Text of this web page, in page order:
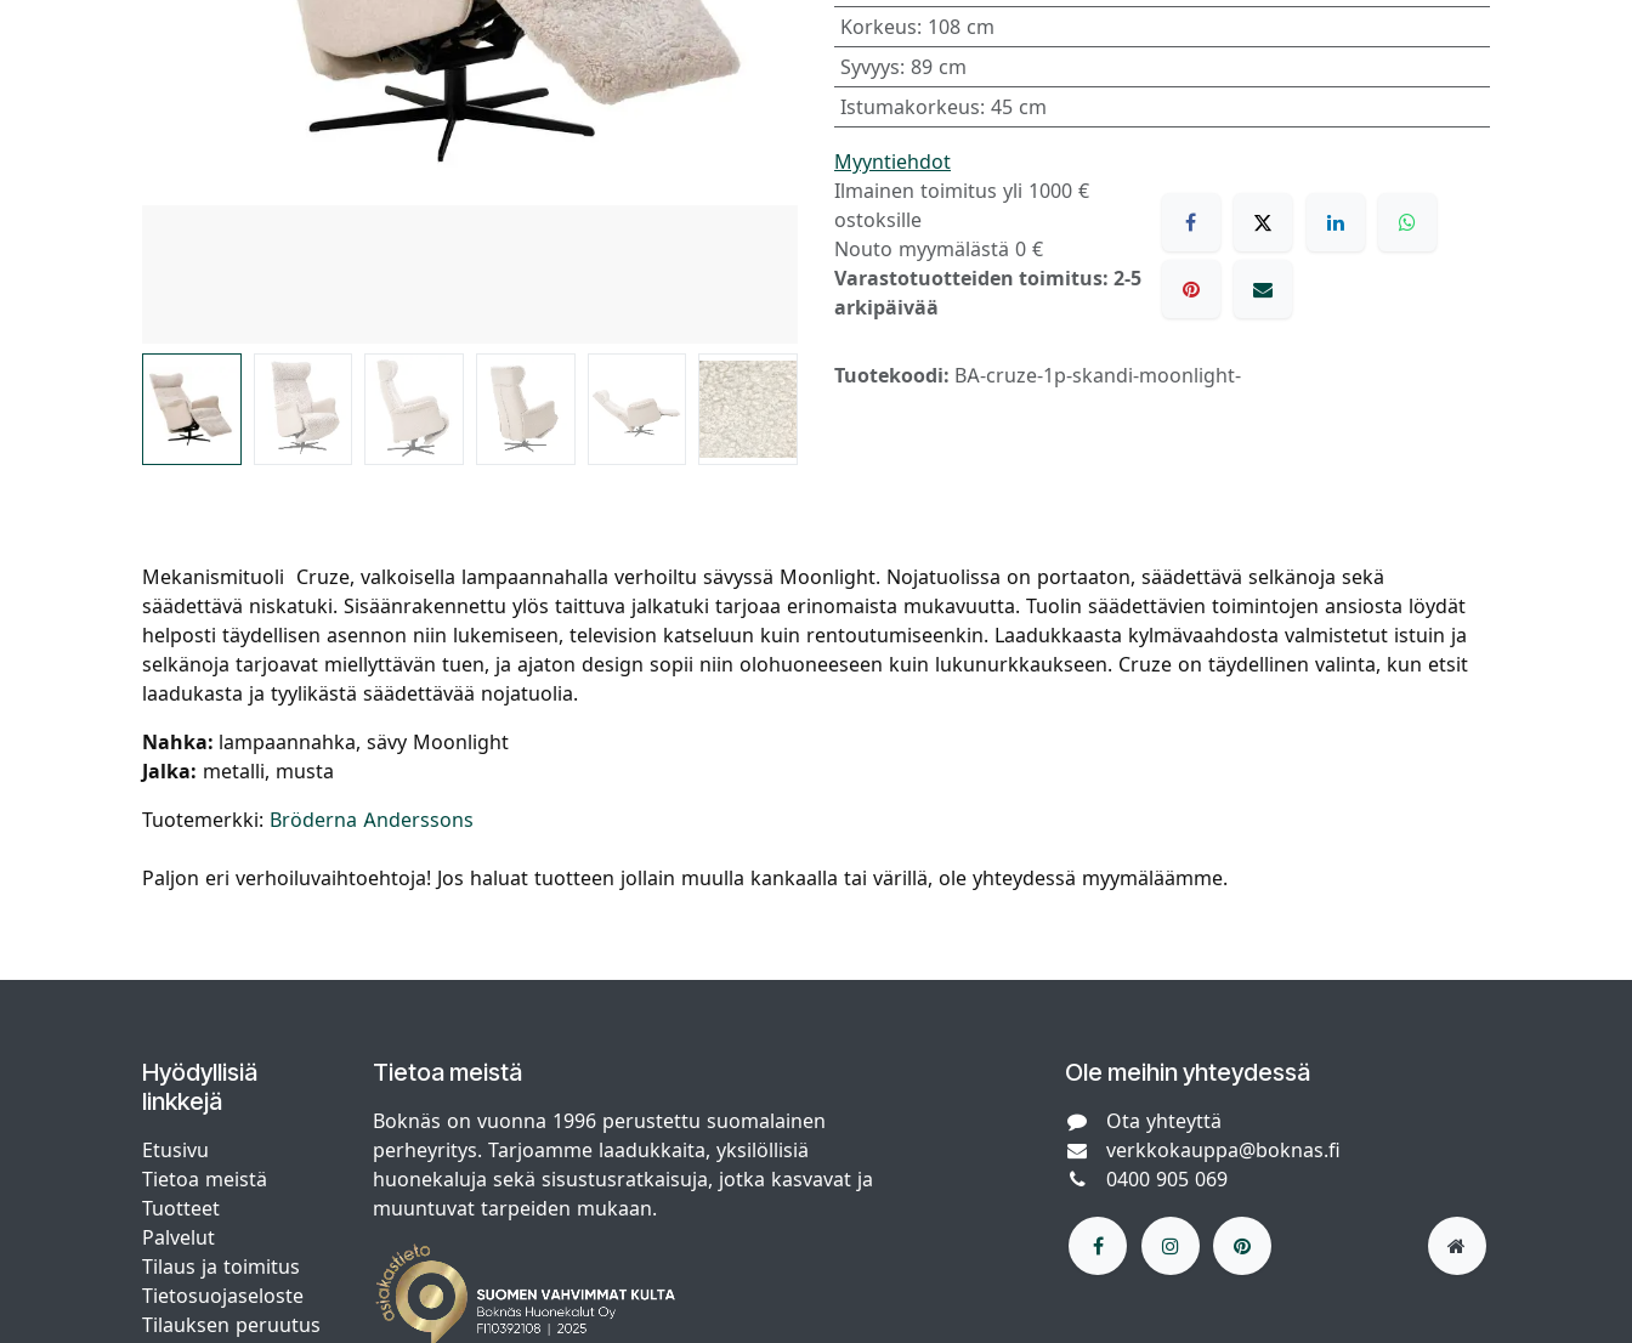
Korkeus: 108 cm
Syvyys: 89 cm
Istumakorkeus: 45 cm
Myyntiehdot
Ilmainen toimitus yli 1000 €
ostoksille
Nouto myymälästä 0 €
Varastotuotteiden toimitus: 2-5
arkipäivää
Tuotekoodi: BA-cruze-1p-skandi-moonlight-
Mekanismituoli Cruze, valkoisella lampaannahalla verhoiltu sävyssä Moonlight. Nojatuolissa on portaaton, säädettävä selkänoja sekä
säädettävä niskatuki. Sisäänrakennettu ylös taittuva jalkatuki tarjoaa erinomaista mukavuutta. Tuolin säädettävien toimintojen ansiosta löydät
helposti täydellisen asennon niin lukemiseen, television katseluun kuin rentoutumiseenkin. Laadukkaasta kylmävaahdosta valmistetut istuin ja
selkänoja tarjoavat miellyttävän tuen, ja ajaton design sopii niin olohuoneeseen kuin lukunurkkaukseen. Cruze on täydellinen valinta, kun etsit
laadukasta ja tyylikästä säädettävää nojatuolia.
Nahka: lampaannahka, sävy Moonlight
Jalka: metalli, musta
Tuotemerkki: Bröderna Anderssons
Paljon eri verhoiluvaihtoehtoja! Jos haluat tuotteen jollain muulla kankaalla tai värillä, ole yhteydessä myymäläämme.
Hyödyllisiä
linkkejä
Etusivu
Tietoa meistä
Tuotteet
Palvelut
Tilaus ja toimitus
Tietosuojaseloste
Tilauksen peruutus
Tietoa meistä
Boknäs on vuonna 1996 perustettu suomalainen
perheyritys. Tarjoamme laadukkaita, yksilöllisiä
huonekaluja sekä sisustusratkaisuja, jotka kasvavat ja
muuntuvat tarpeiden mukaan.
Ole meihin yhteydessä
Ota yhteyttä
verkkokauppa@boknas.fi
0400 905 069